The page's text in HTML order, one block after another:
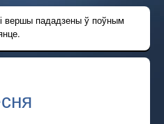
і вершы пададзены ў поўным